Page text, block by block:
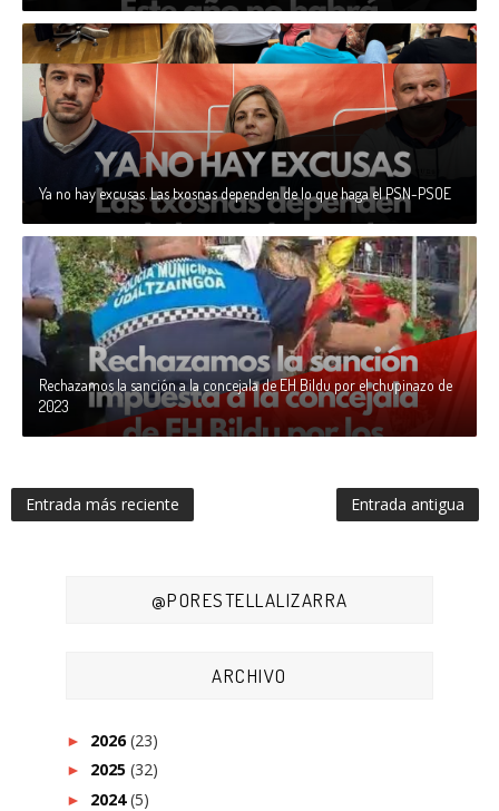
Ya no hay excusas. Las txosnas dependen de lo que haga el PSN-PSOE
Rechazamos la sanción a la concejala de EH Bildu por el chupinazo de
2023
Entrada más reciente Entrada antigua
@PORESTELLALIZARRA
ARCHIVO
► 2026(23)
► 2025 (32)
► 2024(5)